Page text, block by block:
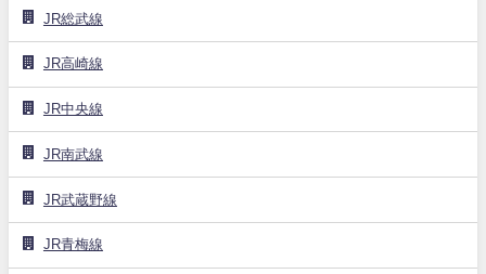
JR総武線
JR高崎線
JR中央線
JR南武線
JR武蔵野線
JR青梅線